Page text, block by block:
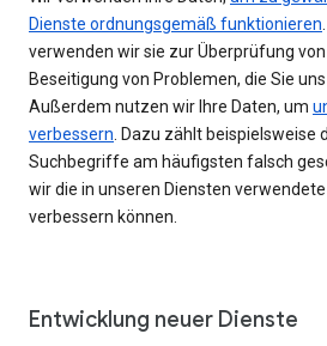
Dienste ordnungsgemäß funktionieren
verwenden wir sie zur Überprüfung
Beseitigung von Problemen, die Sie
Außerdem nutzen wir Ihre Daten, um
verbessern . Dazu zählt beispielsweise
Suchbegriffe am häufigsten falsch
wir die in unseren Diensten
verbessern können.
Entwicklung neuer Dienste